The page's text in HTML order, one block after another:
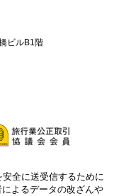
ビルB1階
全に送受信するために
よるデータの改ざんや